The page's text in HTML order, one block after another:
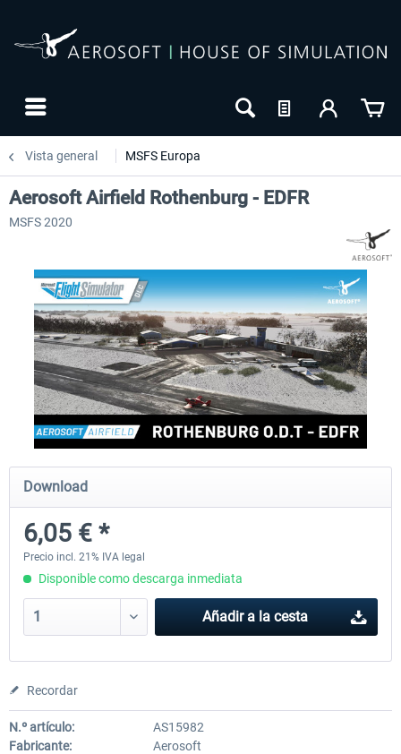
Vista general MSFS Europa
Aerosoft Mega Airport Brussels
25,37 € *
Aerosoft Airport Cologne/
Aerosoft Airfield Rothenburg - EDFR
MSFS 2020
Download
6,05 € *
Precio incl. 21% IVA legal
Disponible como descarga inmediata
Añadir a la cesta
Recordar
N.º artículo:
AS15982
Fabricante:
Aerosoft